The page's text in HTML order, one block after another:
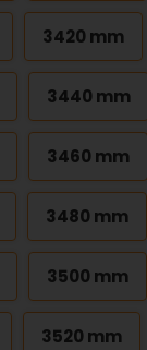
3420 mm
3440 mm
3460 mm
3480 mm
3500 mm
3520 mm